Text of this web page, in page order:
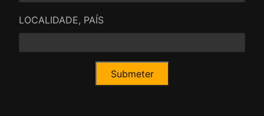
LOCALIDADE, PAÍS